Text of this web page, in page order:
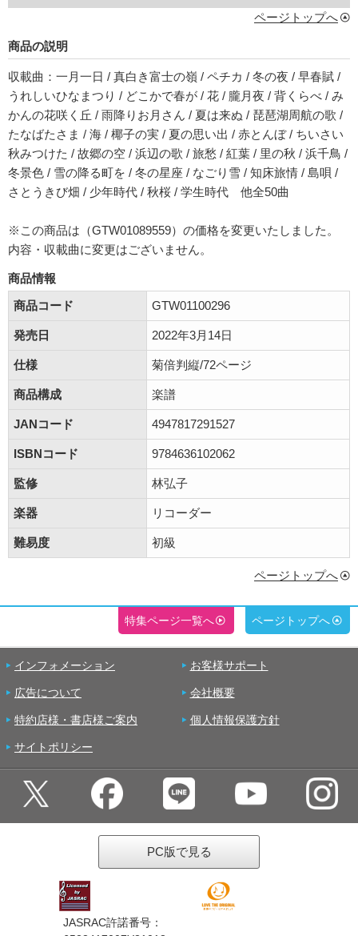
ページトップへ
商品の説明
収載曲：一月一日 / 真白き富士の嶺 / ペチカ / 冬の夜 / 早春賦 /
うれしいひなまつり / どこかで春が / 花 / 朧月夜 / 背くらべ / み
かんの花咲く丘 / 雨降りお月さん / 夏は来ぬ / 琵琶湖周航の歌 /
たなばたさま / 海 / 椰子の実 / 夏の思い出 / 赤とんぼ / ちいさい
秋みつけた / 故郷の空 / 浜辺の歌 / 旅愁 / 紅葉 / 里の秋 / 浜千鳥 /
冬景色 / 雪の降る町を / 冬の星座 / なごり雪 / 知床旅情 / 島唄 /
さとうきび畑 / 少年時代 / 秋桜 / 学生時代 他全50曲
※この商品は（GTW01089559）の価格を変更いたしました。
内容・収載曲に変更はございません。
商品情報
商品コード
GTW01100296
発売日 2022年3月14日
仕様 菊倍判縦/72ページ
商品構成 楽譜
JANコード 4947817291527
ISBNコード 9784636102062
監修 林弘子
楽器 リコーダー
難易度 初級
ページトップへ
特集ページ一覧へ ページトップへ
インフォメーション お客様サポート
広告について 会社概要
特約店様・書店様ご案内 個人情報保護方針
サイトポリシー
PC版で見る
JASRAC許諾番号：